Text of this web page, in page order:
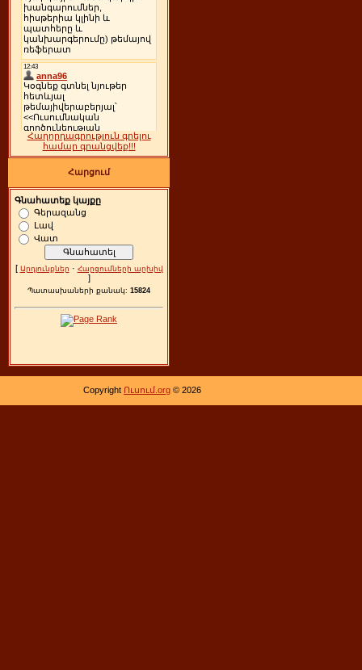
Հաղորդագրություն գրելու
համար գրանցվեք!!!
Հարցում
Գնահատեք կայքը
Գերազանց
Լավ
Վատ
[ Արդյունքներ · Հարցումների արխիվ
]
Պատասխաների քանակ: 15824
Copyright Ուսում.org © 2026